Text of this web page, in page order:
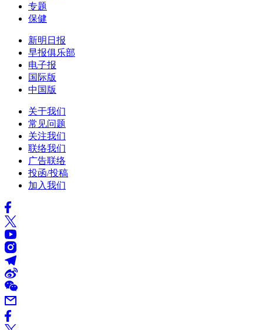
专题
保健
新明日报
早报俱乐部
电子报
国际版
中国版
关于我们
常见问题
关注我们
联络我们
广告联络
投函/投稿
加入我们